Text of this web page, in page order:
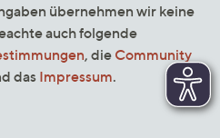
übernehmen wir keine
auch folgende
, die Community
das Impressum.